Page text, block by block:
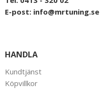
E-post: info@mrtuning.se
HANDLA
Kundtjänst
Köpvillkor